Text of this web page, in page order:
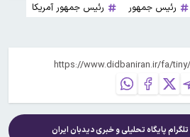
رئیس جمهور
رئیس جمهور آمریکا
پایگاه تحلیلی و خبریدیدبان ایران